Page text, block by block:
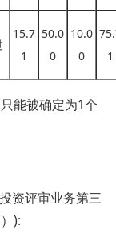
15.7
1
50.0
0
10.0
0
1
能被确定为1个
资评审业务第三
):